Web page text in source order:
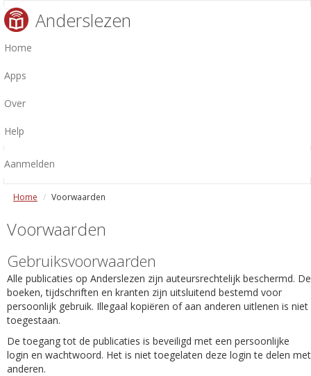
Anderslezen
Home
Apps
Over
Help
Aanmelden
Home Voorwaarden
Voorwaarden
Gebruiksvoorwaarden
Alle publicaties op Anderslezen zijn auteursrechtelijk beschermd. De
boeken, tijdschriften en kranten zijn uitsluitend bestemd voor
persoonlijk gebruik. Illegaal kopiëren of aan anderen uitlenen is niet
toegestaan.
De toegang tot de publicaties is beveiligd met een persoonlijke
login en wachtwoord. Het is niet toegelaten deze login te delen met
anderen.